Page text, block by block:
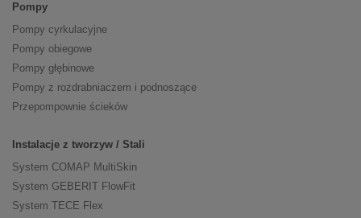
Pompy
Pompy cyrkulacyjne
Pompy obiegowe
Pompy głębinowe
Pompy z rozdrabniaczem i podnoszące
Przepompownie ścieków
Instalacje z tworzyw / Stali
System COMAP MultiSkin
System GEBERIT FlowFit
System TECE Flex